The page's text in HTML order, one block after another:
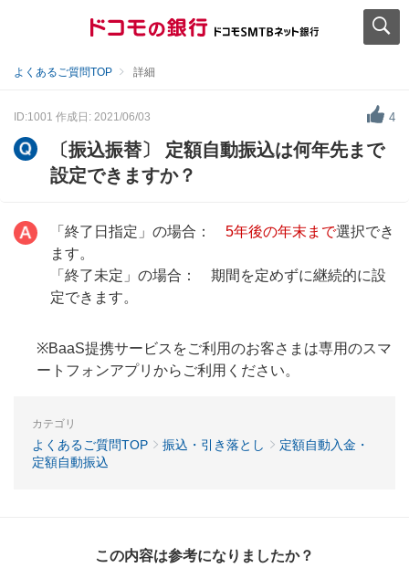
よくあるご質問TOP 詳細
ID:1001 作成日: 2021/06/03 4
〔振込振替〕 定額自動振込は何年先まで
設定できますか？
「終了日指定」の場合： 5年後の年末まで選択でき
ます。
「終了未定」の場合： 期間を定めずに継続的に設
定できます。
※BaaS提携サービスをご利用のお客さまは専用のスマ
ートフォンアプリからご利用ください。
カテゴリ
よくあるご質問TOP 振込・引き落とし
定額自動入金・
定額自動振込
この内容は参考になりましたか？